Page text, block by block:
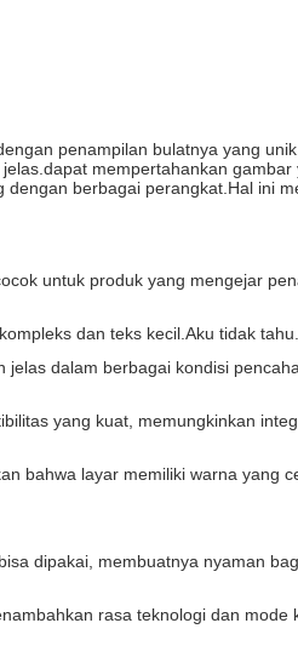
penampilan bulatnya yang
mempertahankan
berbagai perangkat.Hal ini
untuk produk yang mengejar
dan teks kecil. Aku tidak tahu.
dalam berbagai kondisi
yang kuat, memungkinkan
bahwa layar memiliki warna yang
dipakai, membuatnya nyaman
rasa teknologi dan mode